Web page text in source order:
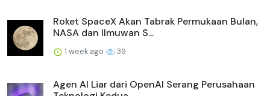
Roket SpaceX Akan Tabrak Permukaan Bulan,
NASA dan Ilmuwan S...
1 week ago 39
Agen AI Liar dari OpenAI Serang Perusahaan